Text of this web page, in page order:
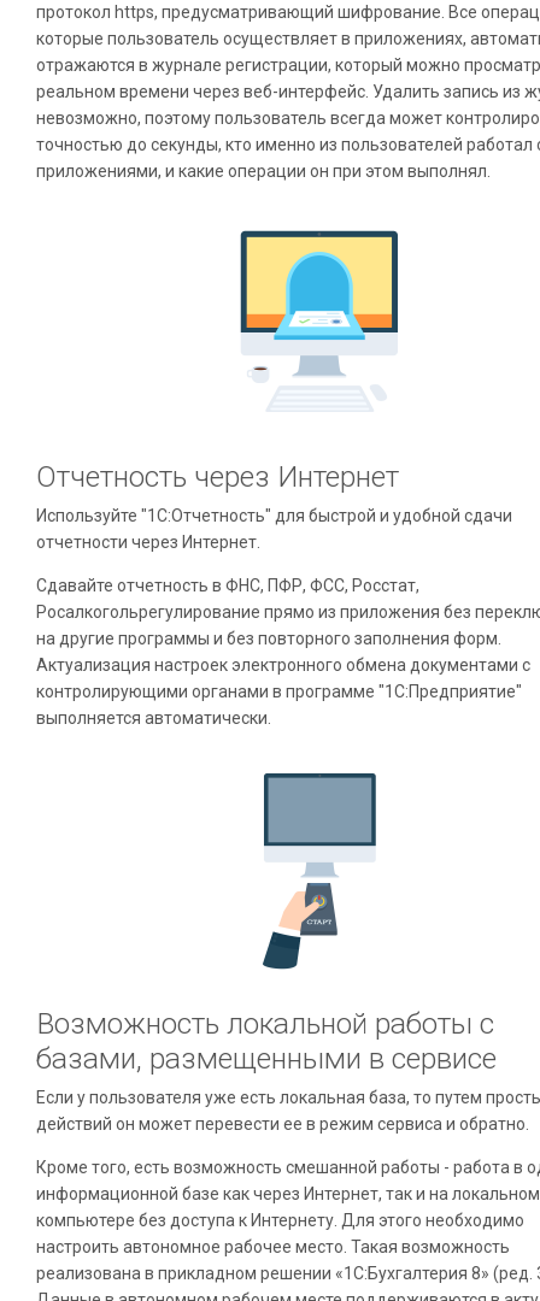
протокол https, предусматривающий шифрование. Все
которые пользователь осуществляет в приложениях,
отражаются в журнале регистрации, который можно
реальном времени через веб-интерфейс. Удалить запись из
невозможно, поэтому пользователь всегда может
точностью до секунды, кто именно из пользователей работал
приложениями, и какие операции он при этом выполнял.
Отчетность через Интернет
Используйте "1С:Отчетность" для быстрой и удобной сдачи
отчетности через Интернет.
Сдавайте отчетность в ФНС, ПФР, ФСС, Росстат,
Росалкогольрегулирование прямо из приложения без
на другие программы и без повторного заполнения форм.
Актуализация настроек электронного обмена документами с
контролирующими органами в программе "1С:Предприятие"
выполняется автоматически.
Возможность локальной работы с
базами, размещенными в сервисе
Если у пользователя уже есть локальная база, то путем
действий он может перевести ее в режим сервиса и обратно.
Кроме того, есть возможность смешанной работы - работа в
информационной базе как через Интернет, так и на локальном
компьютере без доступа к Интернету. Для этого необходимо
настроить автономное рабочее место. Такая возможность
реализована в прикладном решении «1С:Бухгалтерия 8» (ред.